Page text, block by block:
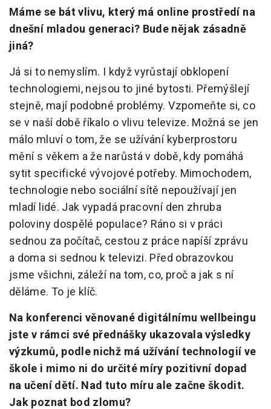
Máme se bát vlivu, který má online prostředí na
dnešní mladou generaci? Bude nějak zásadně
jiná?
Já si to nemyslím. I když vyrůstají obklopení
technologiemi, nejsou to jiné bytosti. Přemýšlejí
stejně, mají podobné problémy. Vzpomeňte si, co
se v naší době říkalo o vlivu televize. Možná se jen
málo mluví o tom, že se užívání kyberprostoru
mění s věkem a že narůstá v době, kdy pomáhá
sytit specifické vývojové potřeby. Mimochodem,
technologie nebo sociální sítě nepoužívají jen
mladí lidé. Jak vypadá pracovní den zhruba
poloviny dospělé populace? Ráno si v práci
sednou za počítač, cestou z práce napíší zprávu
a doma si sednou k televizi. Před obrazovkou
jsme všichni, záleží na tom, co, proč a jak s ní
děláme. To je klíč.
Na konferenci věnované digitálnímu wellbeingu
jste v rámci své přednášky ukazovala výsledky
výzkumů, podle nichž má užívání technologií ve
škole i mimo ni do určité míry pozitivní dopad
na učení dětí. Nad tuto míru ale začne škodit.
Jak poznat bod zlomu?